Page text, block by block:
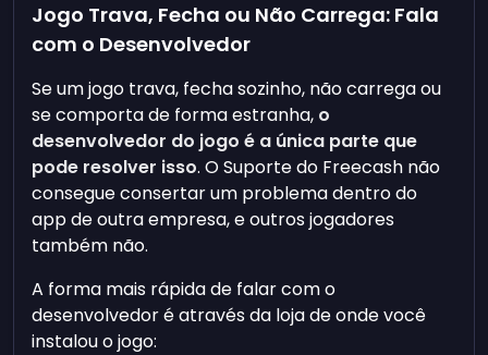
Jogo Trava, Fecha ou Não Carrega: Fala
com o Desenvolvedor
Se um jogo trava, fecha sozinho, não carrega ou
se comporta de forma estranha, o
desenvolvedor do jogo é a única parte que
pode resolver isso. O Suporte do Freecash não
consegue consertar um problema dentro do
app de outra empresa, e outros jogadores
também não.
A forma mais rápida de falar com o
desenvolvedor é através da loja de onde você
instalou o jogo: